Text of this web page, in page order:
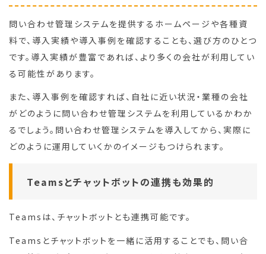
問い合わせ管理システムを提供するホームページや各種資
料で、導入実績や導入事例を確認することも、選び方のひとつ
です。導入実績が豊富であれば、より多くの会社が利用してい
る可能性があります。
また、導入事例を確認すれば、自社に近い状況・業種の会社
がどのように問い合わせ管理システムを利用しているかわか
るでしょう。問い合わせ管理システムを導入してから、実際に
どのように運用していくかのイメージもつけられます。
Teamsとチャットボットの連携も効果的
Teamsは、チャットボットとも連携可能です。
Teamsとチャットボットを一緒に活用することでも、問い合